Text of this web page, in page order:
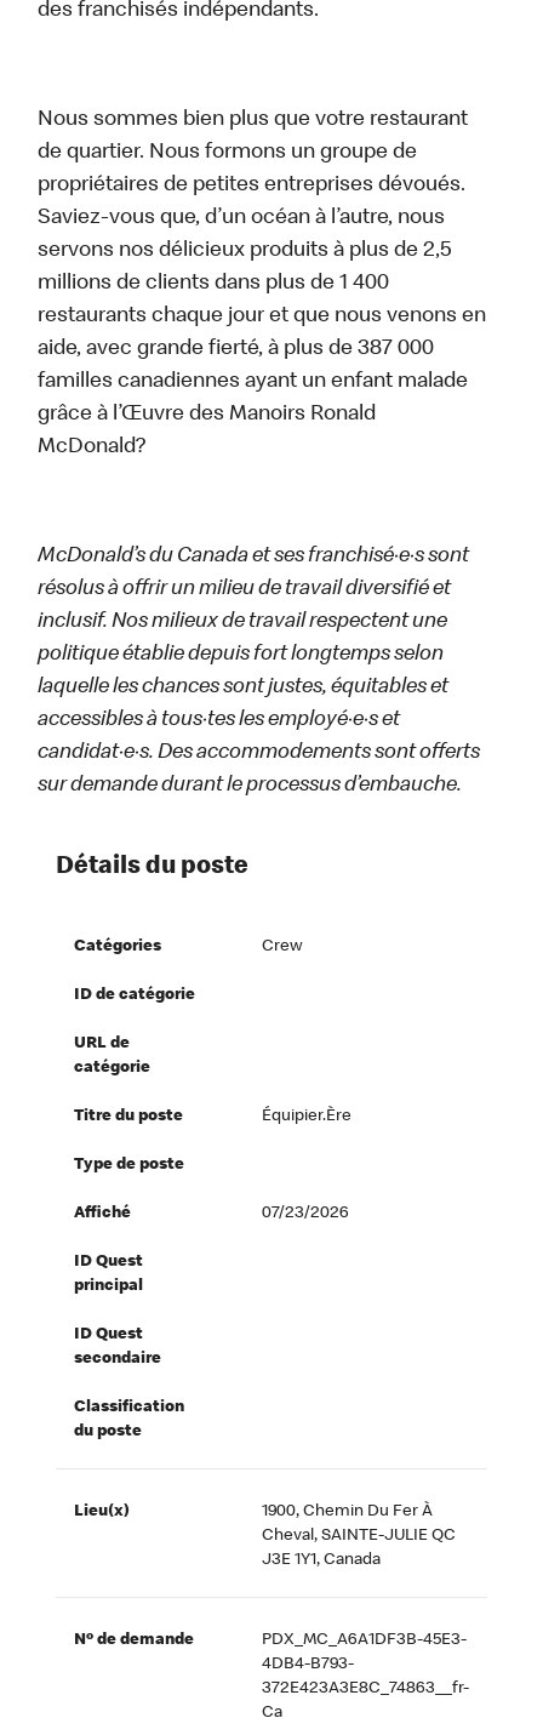
des franchisés indépendants.
Nous sommes bien plus que votre restaurant
de quartier. Nous formons un groupe de
propriétaires de petites entreprises dévoués.
Saviez-vous que, d’un océan à l’autre, nous
servons nos délicieux produits à plus de 2,5
millions de clients dans plus de 1 400
restaurants chaque jour et que nous venons en
aide, avec grande fierté, à plus de 387 000
familles canadiennes ayant un enfant malade
grâce à l’Œuvre des Manoirs Ronald
McDonald?
McDonald’s du Canada et ses franchisé·e·s sont
résolus à offrir un milieu de travail diversifié et
inclusif. Nos milieux de travail respectent une
politique établie depuis fort longtemps selon
laquelle les chances sont justes, équitables et
accessibles à tous·tes les employé·e·s et
candidat·e·s. Des accommodements sont offerts
sur demande durant le processus d’embauche.
Détails du poste
Catégories Crew
ID de catégorie
URL de
catégorie
Titre du poste Équipier.ère
Type de poste
Affiché 07/23/2026
ID Quest
principal
ID Quest
secondaire
Classification
du poste
Lieu(x)
1900, Chemin Du Fer À
Cheval, SAINTE-JULIE QC
J3E 1Y1, Canada
Nº de demande
PDX_MC_A6A1DF3B-45E3-
4DB4-B793-
372E423A3E8C_74863__fr-
Ca